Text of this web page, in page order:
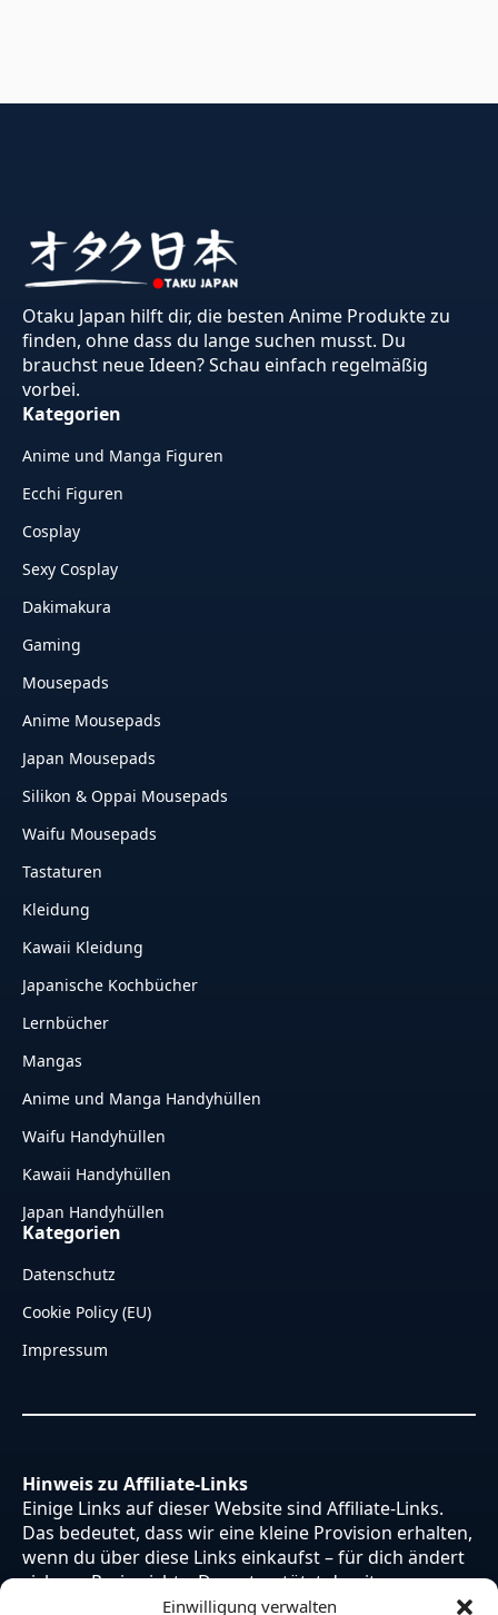
Einwilligung verwalten
Otaku Japan hilft dir, die besten Anime Produkte zu
finden, ohne dass du lange suchen musst. Du
brauchst neue Ideen? Schau einfach regelmäßig
vorbei.
Kategorien
Anime und Manga Figuren
Ecchi Figuren
Cosplay
Sexy Cosplay
Dakimakura
Gaming
Mousepads
Anime Mousepads
Japan Mousepads
Silikon & Oppai Mousepads
Waifu Mousepads
Tastaturen
Kleidung
Kawaii Kleidung
Japanische Kochbücher
Lernbücher
Mangas
Anime und Manga Handyhüllen
Waifu Handyhüllen
Kawaii Handyhüllen
Japan Handyhüllen
Kategorien
Datenschutz
Cookie Policy (EU)
Impressum
Hinweis zu Affiliate-Links
Einige Links auf dieser Website sind Affiliate-Links.
Das bedeutet, dass wir eine kleine Provision erhalten,
wenn du über diese Links einkaufst – für dich ändert
sich am Preis nichts. Du unterstützt damit unsere
Arbeit. Vielen Dank dafür!